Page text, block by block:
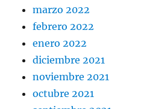
marzo 2022
febrero 2022
enero 2022
diciembre 2021
noviembre 2021
octubre 2021